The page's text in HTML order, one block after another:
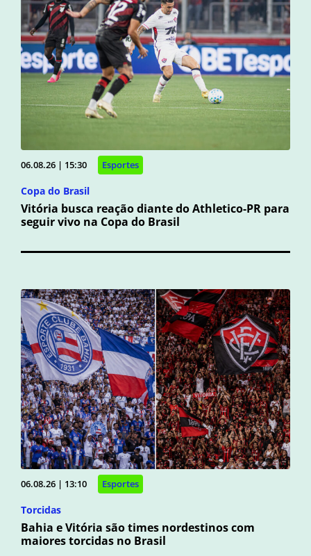
06.08.26 | 15:30 Esportes
Copa do Brasil
Vitória busca reação diante do Athletico-PR para
seguir vivo na Copa do Brasil
06.08.26 | 13:10 Esportes
Torcidas
Bahia e Vitória são times nordestinos com
maiores torcidas no Brasil